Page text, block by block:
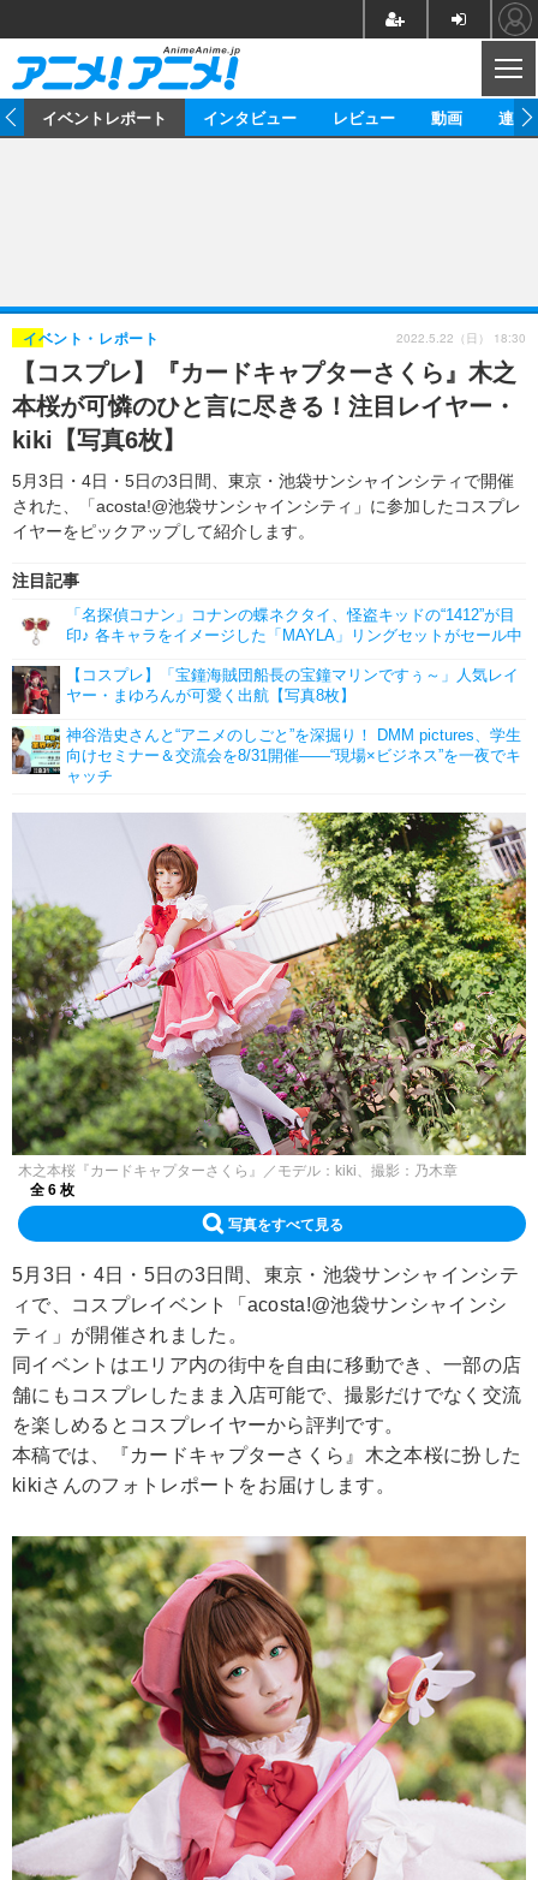
ゲーム グッズ
イベント 海外
海外イベント ビジネス
俳優・タレント アーティスト
ビジネス
アニメ 実写
書評 イベント
ゲーム 座談会
動画
アニメ
アニメ！アニメ！TV ABEMA Cafe
連載・コラム
イベントレポート インタビュー レビュー 動画 連載
【コスプレ】『カードキャプターさくら』木之
本桜が可憐のひと言に尽きる！注目レイヤー・
kiki【写真6枚】
5月3日・4日・5日の3日間、東京・池袋サンシャインシティで開催
された、「acosta!@池袋サンシャインシティ」に参加したコスプレ
イヤーをピックアップして紹介します。
イベント・レポート
注目記事
「名探偵コナン」コナンの蝶ネクタイ、怪盗キッドの“1412”が目
印♪ 各キャラをイメージした「MAYLA」リングセットがセール中
【コスプレ】「宝鐘海賊団船長の宝鐘マリンですぅ～」人気レイ
ヤー・まゆろんが可愛く出航【写真8枚】
神谷浩史さんと“アニメのしごと”を深掘り！ DMM pictures、学生
向けセミナー＆交流会を8/31開催――“現場×ビジネス”を一夜でキ
ャッチ
2022.5.22（日） 18:30
木之本桜『カードキャプターさくら』／モデル：kiki、撮影：乃木章
全 6 枚
写真をすべて見る
5月3日・4日・5日の3日間、東京・池袋サンシャインシテ
ィで、コスプレイベント「acosta!@池袋サンシャインシ
ティ」が開催されました。
同イベントはエリア内の街中を自由に移動でき、一部の店
舗にもコスプレしたまま入店可能で、撮影だけでなく交流
を楽しめるとコスプレイヤーから評判です。
本稿では、『カードキャプターさくら』木之本桜に扮した
kikiさんのフォトレポートをお届けします。